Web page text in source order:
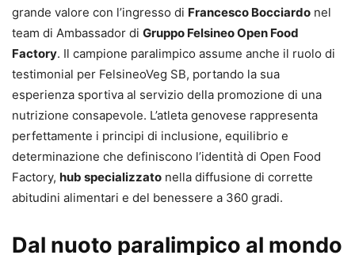
grande valore con l’ingresso di Francesco Bocciardo nel
team di Ambassador di Gruppo Felsineo Open Food
Factory. Il campione paralimpico assume anche il ruolo di
testimonial per FelsineoVeg SB, portando la sua
esperienza sportiva al servizio della promozione di una
nutrizione consapevole. L’atleta genovese rappresenta
perfettamente i principi di inclusione, equilibrio e
determinazione che definiscono l’identità di Open Food
Factory, hub specializzato nella diffusione di corrette
abitudini alimentari e del benessere a 360 gradi.
Dal nuoto paralimpico al mondo